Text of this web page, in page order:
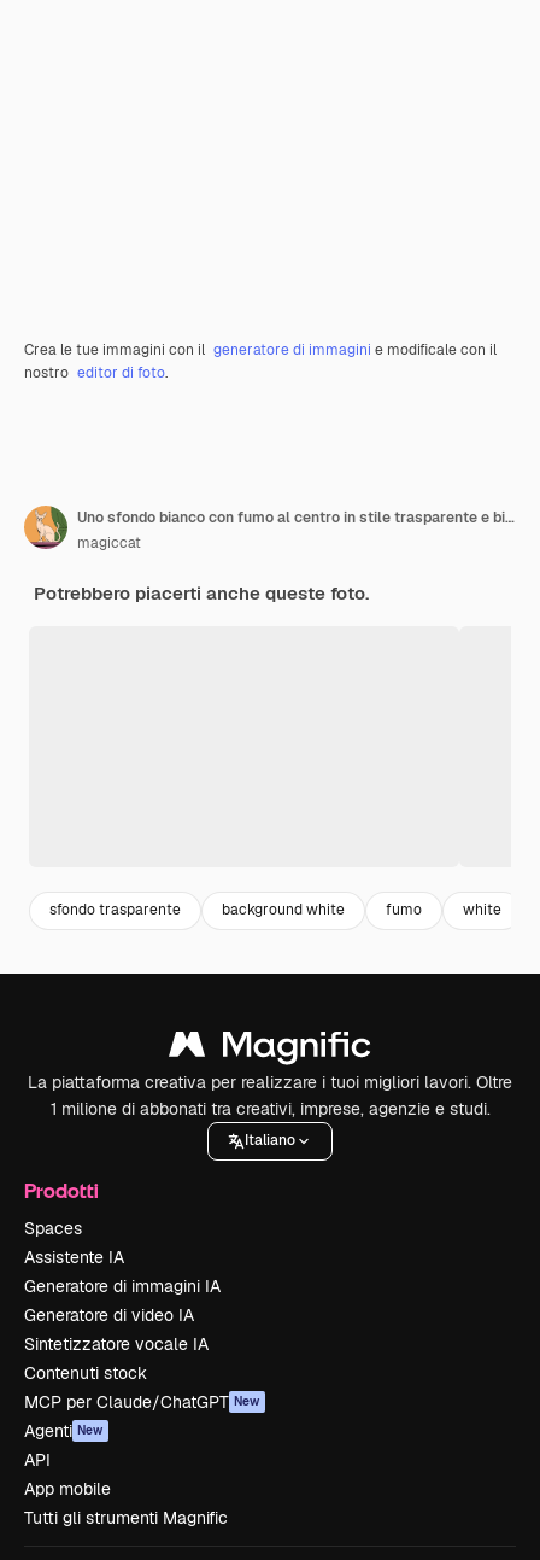
Crea le tue immagini con il generatore di immagini e modificale con il
nostro editor di foto.
Uno sfondo bianco con fumo al centro in stile trasparente e bianco pulito file di sfondo im
magiccat
Potrebbero piacerti anche queste foto.
sfondo trasparente background white fumo white
La piattaforma creativa per realizzare i tuoi migliori lavori. Oltre
1 milione di abbonati tra creativi, imprese, agenzie e studi.
Italiano
Prodotti
Spaces
Assistente IA
Generatore di immagini IA
Generatore di video IA
Sintetizzatore vocale IA
Contenuti stock
MCP per Claude/ChatGPT New
Agenti New
API
App mobile
Tutti gli strumenti Magnific